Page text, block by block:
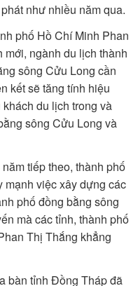
như nhiều năm qua.
phố Hồ Chí Minh Phan
ngành du lịch thành
sông Cửu Long cần
kết sẽ tăng tính hiệu
du lịch trong và
sông Cửu Long và
tiếp theo, thành phố
mạnh việc xây dựng các
phố đồng bằng sông
mà các tỉnh, thành phố
Thị Thắng khẳng
bàn tỉnh Ðồng Tháp đã